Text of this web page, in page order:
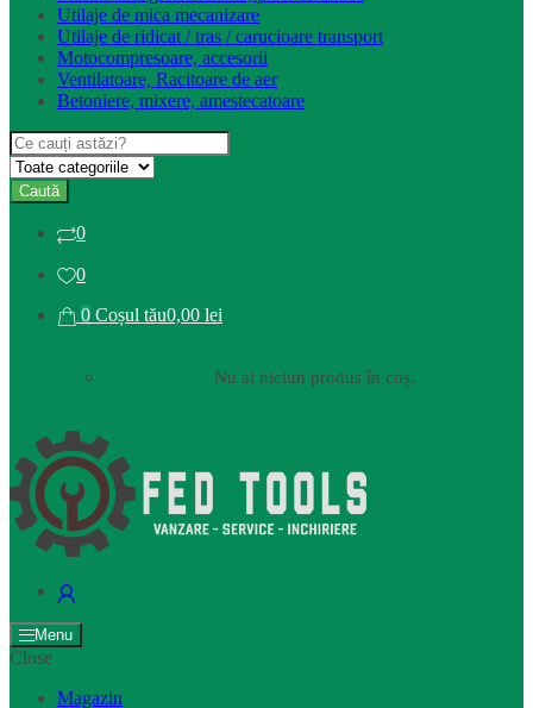
Utilaje de mica mecanizare
Utilaje de ridicat / tras / carucioare transport
Motocompresoare, accesorii
Ventilatoare, Racitoare de aer
Betoniere, mixere, amestecatoare
Search
for:
Caută
0
0
0 Coșul tău0,00 lei
Nu ai niciun produs în coș.
Menu
Close
Magazin